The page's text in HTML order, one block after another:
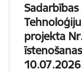
projekta